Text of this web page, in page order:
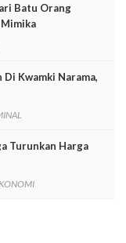
Batu Orang
Kwamki Narama,
Turunkan Harga